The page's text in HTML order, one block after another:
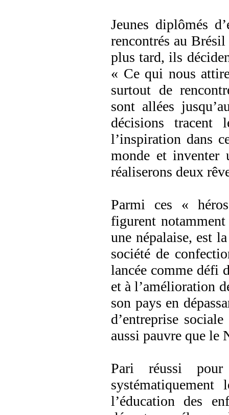
Jeunes diplômés
rencontrés au
plus tard, ils
« Ce qui nous
surtout de
sont allées
décisions tracent
l’inspiration dans
monde et inventer
réaliserons deux
Parmi ces «
figurent
une népalaise, est
société de
lancée comme défi
et à l’amélioration
son pays en
d’entreprise
aussi pauvre que le
Pari réussi
l’éducation des